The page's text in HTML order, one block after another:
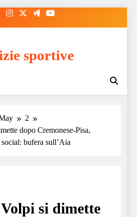
sportive
2
dopo Cremonese-Pisa,
bufera sull’Aia
si dimette